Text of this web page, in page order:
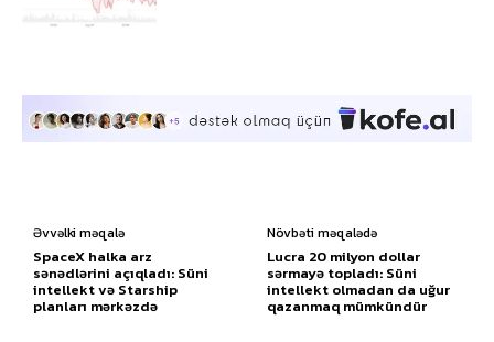
Əvvəlki məqalə
SpaceX halka arz
sənədlərini açıqladı: Süni
intellekt və Starship
planları mərkəzdə
Növbəti məqalədə
Lucra 20 milyon dollar
sərmayə topladı: Süni
intellekt olmadan da uğur
qazanmaq mümkündür